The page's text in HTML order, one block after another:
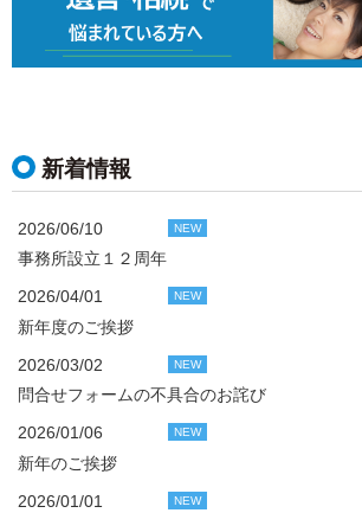
新着情報
2026/06/10 NEW
事務所設立１２周年
2026/04/01 NEW
新年度のご挨拶
2026/03/02 NEW
問合せフォームの不具合のお詫び
2026/01/06 NEW
新年のご挨拶
2026/01/01 NEW